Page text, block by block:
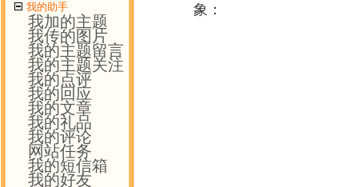
我的助手
我加的主题
我传的图片
我的主题留言
我的主题关注
我的点评
我的回应
我的文章
我的礼品
我的评论
网站任务
我的短信箱
我的好友
象：